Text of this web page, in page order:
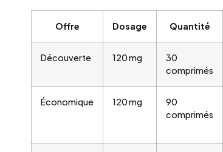
Offre Dosage Quantité
Découverte 120 mg
30
comprimés
Économique 120 mg
90
comprimés